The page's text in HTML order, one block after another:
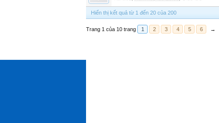
Hiển thị kết quả từ 1 đến 20 của 200
Trang 1 của 10 trang 1 2 3 4 5 6 →